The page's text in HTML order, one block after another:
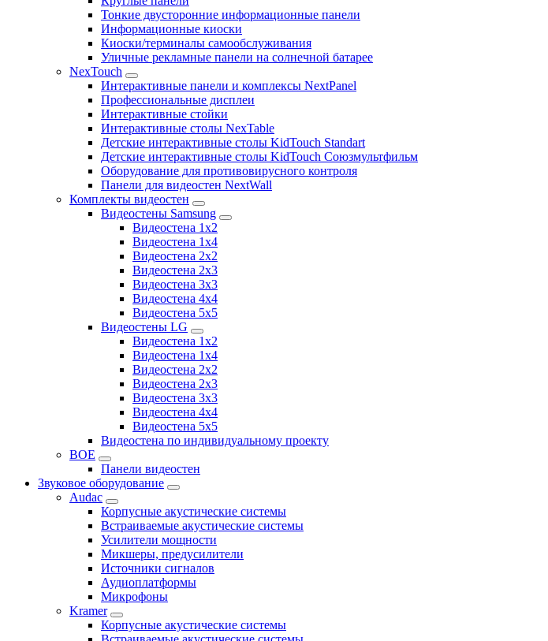
Тонкие двусторонние информационные панели
Информационные киоски
Киоски/терминалы самообслуживания
Уличные рекламные панели на солнечной батарее
NexTouch
Интерактивные панели и комплексы NextPanel
Профессиональные дисплеи
Интерактивные стойки
Интерактивные столы NexTable
Детские интерактивные столы KidTouch Standart
Детские интерактивные столы KidTouch Союзмультфильм
Оборудование для противовирусного контроля
Панели для видеостен NextWall
Комплекты видеостен
Видеостены Samsung
Видеостена 1x2
Видеостена 1x4
Видеостена 2x2
Видеостена 2х3
Видеостена 3x3
Видеостена 4x4
Видеостена 5x5
Видеостены LG
Видеостена 1x2
Видеостена 1x4
Видеостена 2x2
Видеостена 2x3
Видеостена 3x3
Видеостена 4x4
Видеостена 5x5
Видеостена по индивидуальному проекту
BOE
Панели видеостен
Звуковое оборудование
Audac
Корпусные акустические системы
Встраиваемые акустические системы
Усилители мощности
Микшеры, предусилители
Источники сигналов
Аудиоплатформы
Микрофоны
Kramer
Корпусные акустические системы